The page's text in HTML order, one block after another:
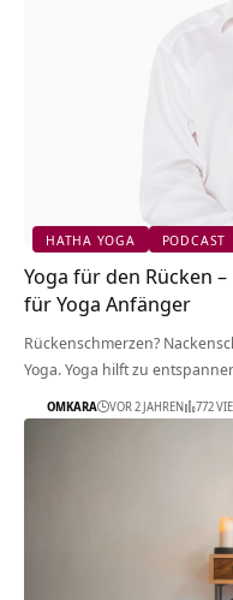
HATHA YOGA PODCAST
Yoga für den Rücken
für Yoga Anfänger
Rückenschmerzen?
Yoga. Yoga hilft zu
OMKARA VOR 2 JAHREN 772